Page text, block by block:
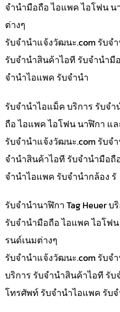
จำนำมือถือ ไอแพค ไอโฟน
ต่างๆ
รับจํานําแจ้งวัฒนะ.com รับจ
รับจำนำสินค้าไอที รับจำนำ
จำนำไอแพค รับจำนำ
รับจำนำไอแม็ค บริการ รับจ
ถือ ไอแพค ไอโฟน นาฬิกา แ
รับจํานําแจ้งวัฒนะ.com รับจ
จำนำสินค้าไอที รับจำนำมือถื
จำนำไอแพค รับจำนำกล้อง รั
รับจำนำนาฬิกา Tag Heuer
รับจำนำมือถือ ไอแพค ไอโฟ
รนด์เนมต่างๆ
รับจํานําแจ้งวัฒนะ.com รับจ
บริการ รับจำนำสินค้าไอที รั
โทรศัพท์ รับจำนำไอแพค รับจ